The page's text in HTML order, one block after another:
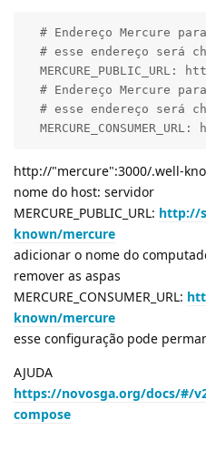
# Endereço Mercure
# esse endereço será
MERCURE_PUBLIC_URL:
# Endereço Mercure
# esse endereço será
MERCURE_CONSUMER_URL:
http://"mercure":3000/.well-
nome do host: servidor
MERCURE_PUBLIC_URL: http://
known/mercure
adicionar o nome do
remover as aspas
MERCURE_CONSUMER_URL:
known/mercure
esse configuração pode
AJUDA
https://novosga.org/docs/#/
compose